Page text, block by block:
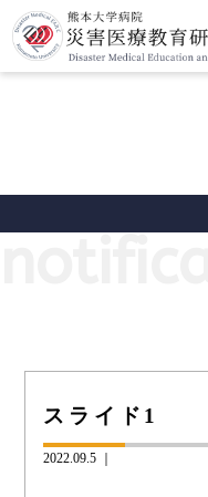
スライド1
2022.09.5 ｜